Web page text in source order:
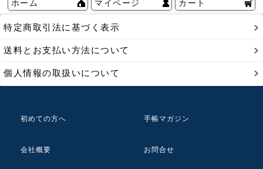
ホーム マイページ カート
特定商取引法に基づく表示
送料とお支払い方法について
個人情報の取扱いについて
初めての方へ 手帳マガジン
会社概要 お問合せ